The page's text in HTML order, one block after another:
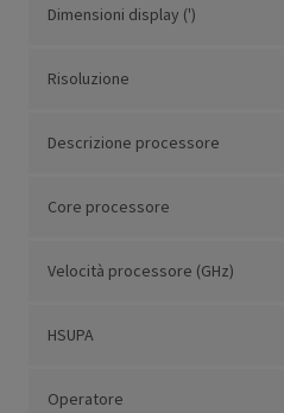
Dimensioni display (')
Risoluzione
Descrizione processore
Core processore
Velocità processore (GHz)
HSUPA
Operatore